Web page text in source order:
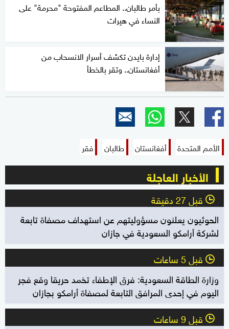
بأمر طالبان.. المطاعم المفتوحة "محرمة" على
النساء في هيرات
إدارة بايدن تكشف أسرار الانسحاب من
أفغانستان.. وتقر بالخطأ
الأمم المتحدة أفغانستان طالبان فقر
الأخبار العاجلة
l قبل 27 دقيقة
الحوثيون يعلنون مسؤوليتهم عن استهداف مصفاة تابعة
لشركة أرامكو السعودية في جازان
l قبل 5 ساعات
وزارة الطاقة السعودية: فرق الإطفاء تخمد حريقا وقع فجر
اليوم في إحدى المرافق التابعة لمصفاة أرامكو بجازان
l قبل 9 ساعات